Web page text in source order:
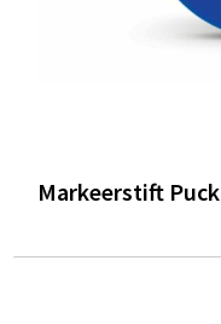
Markeerstift Puck